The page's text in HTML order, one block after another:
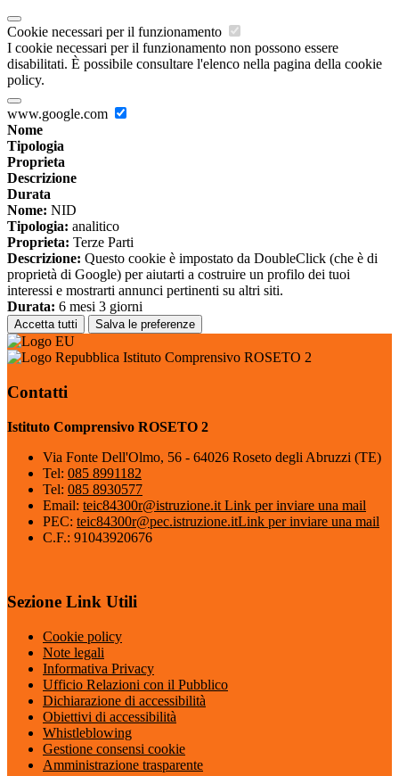
Cookie necessari per il funzionamento
I cookie necessari per il funzionamento non possono essere
disabilitati. È possibile consultare l'elenco nella pagina della cookie
policy.
www.google.com
Nome
Tipologia
Proprieta
Descrizione
Durata
Nome: NID
Tipologia: analitico
Proprieta: Terze Parti
Descrizione: Questo cookie è impostato da DoubleClick (che è di
proprietà di Google) per aiutarti a costruire un profilo dei tuoi
interessi e mostrarti annunci pertinenti su altri siti.
Durata: 6 mesi 3 giorni
Accetta tutti Salva le preferenze
Istituto Comprensivo ROSETO 2
Contatti
Istituto Comprensivo ROSETO 2
Via Fonte Dell'Olmo, 56 - 64026 Roseto degli Abruzzi (TE)
Tel: 085 8991182
Tel: 085 8930577
Email: teic84300r@istruzione.it Link per inviare una mail
PEC: teic84300r@pec.istruzione.itLink per inviare una mail
C.F.: 91043920676
Sezione Link Utili
Cookie policy
Note legali
Informativa Privacy
Ufficio Relazioni con il Pubblico
Dichiarazione di accessibilità
Obiettivi di accessibilità
Whistleblowing
Gestione consensi cookie
Amministrazione trasparente